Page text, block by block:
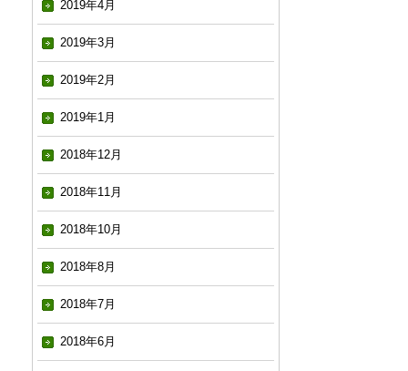
2019年4月
2019年3月
2019年2月
2019年1月
2018年12月
2018年11月
2018年10月
2018年8月
2018年7月
2018年6月